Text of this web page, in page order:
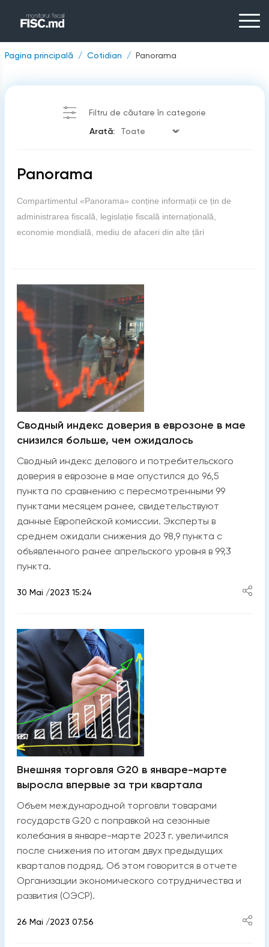
Pagina principală Cotidian Panorama
Filtru de căutare în categorie
Arată:
Panorama
Compartimentul «Panorama» conține informații ce țin de
administrarea fiscală, legislație fiscală internațională,
economie mondială, mediu de afaceri din alte țări
Сводный индекс доверия в еврозоне в мае
снизился больше, чем ожидалось
Сводный индекс делового и потребительского
доверия в еврозоне в мае опустился до 96,5
пункта по сравнению с пересмотренными 99
пунктами месяцем ранее, свидетельствуют
данные Европейской комиссии. Эксперты в
среднем ожидали снижения до 98,9 пункта с
объявленного ранее апрельского уровня в 99,3
пункта.
30 Mai /2023 15:24
Внешняя торговля G20 в январе-марте
выросла впервые за три квартала
Объем международной торговли товарами
государств G20 с поправкой на сезонные
колебания в январе-марте 2023 г. увеличился
после снижения по итогам двух предыдущих
кварталов подряд. Об этом говорится в отчете
Организации экономического сотрудничества и
развития (ОЭСР).
26 Mai /2023 07:56